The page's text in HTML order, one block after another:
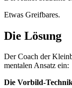
Etwas Greifbares.
Die Lösung
Der Coach der
mentalen Ansatz ein:
Die Vorbild-